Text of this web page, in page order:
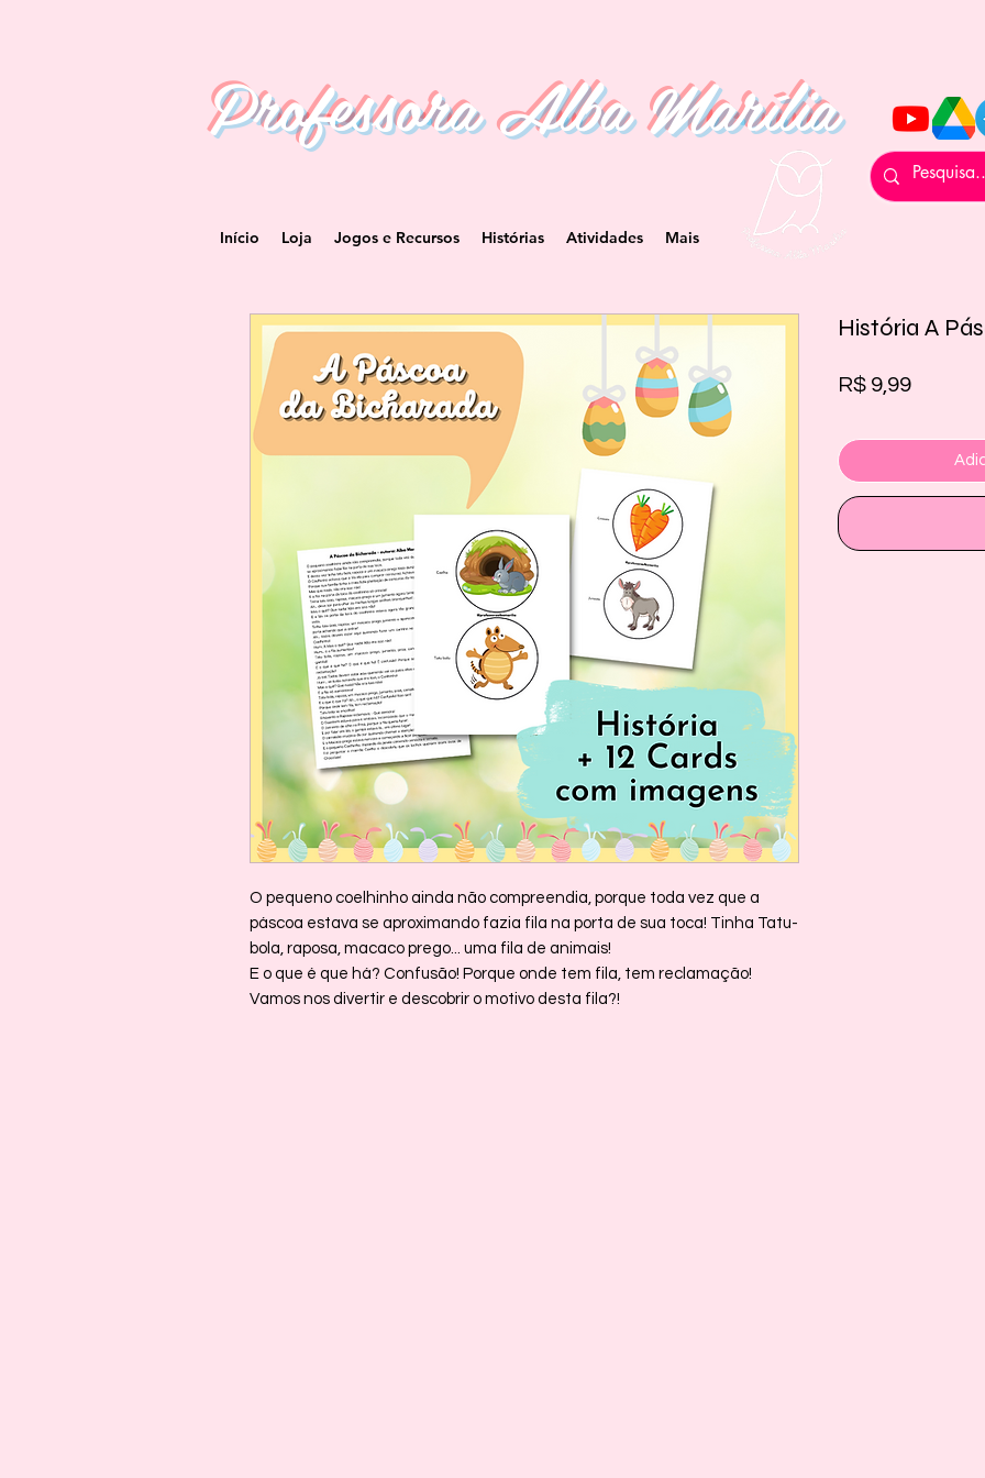
Professora Alba Marília
Início Loja Jogos e Recursos Histórias Atividades Mais
O pequeno coelhinho ainda não compreendia, porque toda vez que a
páscoa estava se aproximando fazia fila na porta de sua toca! Tinha Tatu-
bola, raposa, macaco prego... uma fila de animais!
E o que é que há? Confusão! Porque onde tem fila, tem reclamação!
Vamos nos divertir e descobrir o motivo desta fila?!
História A
R$ 9,99Preço